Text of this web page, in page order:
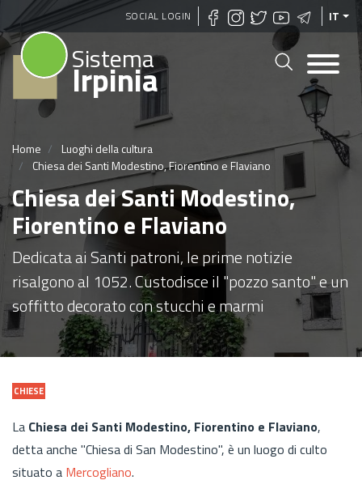
Salta
al
SOCIAL LOGIN IT
Sistema
Irpinia
Home
Luoghi della cultura
Chiesa dei Santi Modestino, Fiorentino e Flaviano
Chiesa dei Santi Modestino,
Fiorentino e Flaviano
Dedicata ai Santi patroni, le prime notizie
risalgono al 1052. Custodisce il "pozzo santo" e un
soffitto decorato con stucchi e marmi
CHIESE
La Chiesa dei Santi Modestino, Fiorentino e Flaviano,
detta anche "Chiesa di San Modestino", è un luogo di culto
situato a Mercogliano.